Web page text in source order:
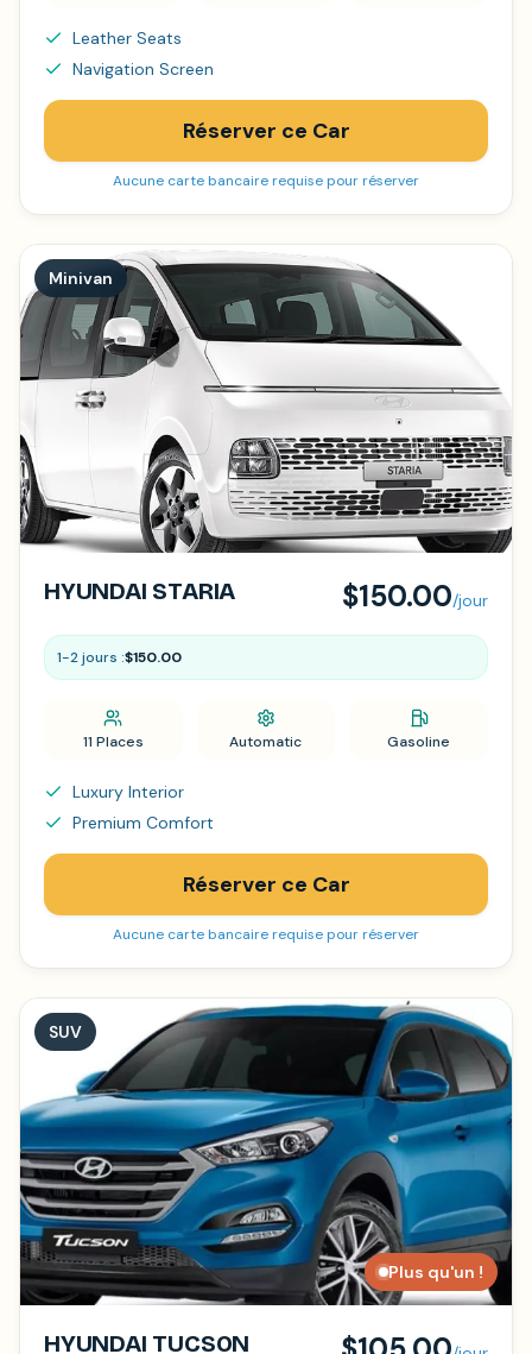
Leather Seats
Navigation Screen
Réserver ce Car
Aucune carte bancaire requise pour réserver
Minivan
HYUNDAI STARIA $150.00/jour
1-2 jours :$150.00
11 Places Automatic Gasoline
Luxury Interior
Premium Comfort
Réserver ce Car
Aucune carte bancaire requise pour réserver
SUV
Plus qu'un !
HYUNDAI TUCSON